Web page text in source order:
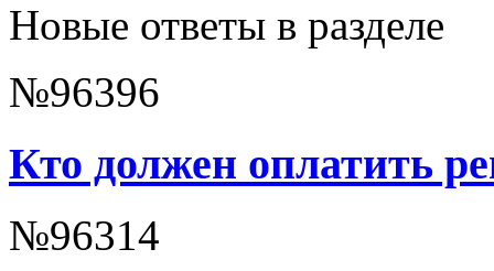
Новые ответы в разделе
№96396
Кто должен оплатить
№96314